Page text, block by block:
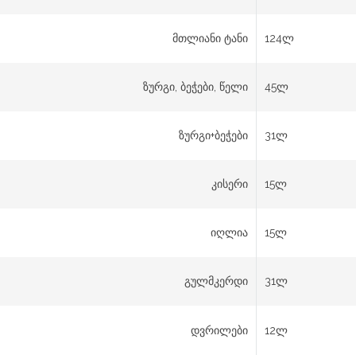
მთლიანი ტანი 124ლ
ზურგი, ბეჭები, წელი 45ლ
ზურგი+ბეჭები 31ლ
კისერი 15ლ
იღლია 15ლ
გულმკერდი 31ლ
დვრილები 12ლ